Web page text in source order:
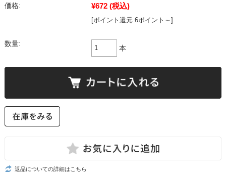
価格: ¥672 (税込)
[ポイント還元 6ポイント～]
数量:
本
返品についての詳細はこちら